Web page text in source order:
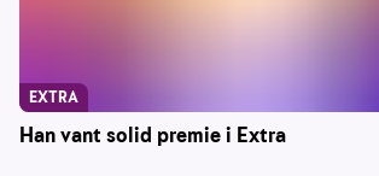
Han vant solid premie i Extra
EXTRA